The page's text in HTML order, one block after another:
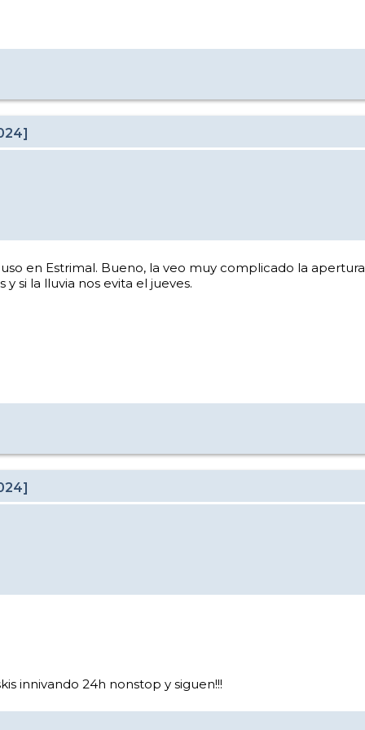
en Estrimal. Bueno, la veo muy complicado la
si la lluvia nos evita el jueves.
innivando 24h nonstop y siguen!!!